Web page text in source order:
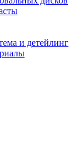
и детейлинг